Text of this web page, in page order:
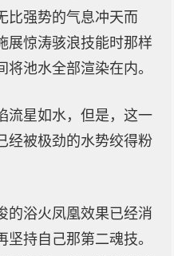
比强势的气息冲天而
展惊涛骇浪技能时那样
池水全部渲染在内。
星如水，但是，这一
经被极劲的水势绞得粉
的浴火凤凰效果已经消
持自己那第二魂技。